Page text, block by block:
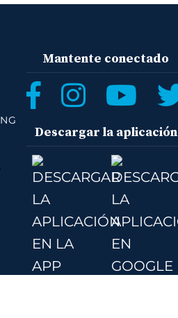
Mantente conectado
Descargar la aplicación